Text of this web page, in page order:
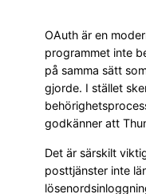
OAuth är en
programmet inte
på samma sätt
gjorde. I stället
godkänner att
Det är särskilt
posttjänster inte